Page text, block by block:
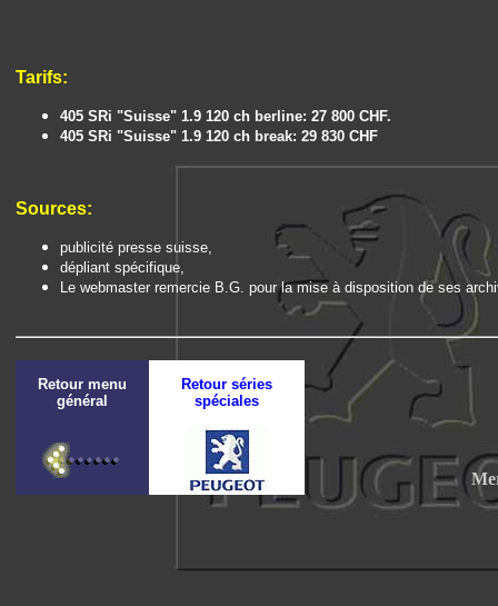
Tarifs:
405 SRi "Suisse" 1.9 120 ch berline: 27 800 CHF.
405 SRi "Suisse" 1.9 120 ch break: 29 830 CHF
Sources:
publicité presse suisse,
dépliant spécifique,
Le webmaster remercie B.G. pour la mise à disposition de ses
Retour menu
général
Retour séries
spéciales